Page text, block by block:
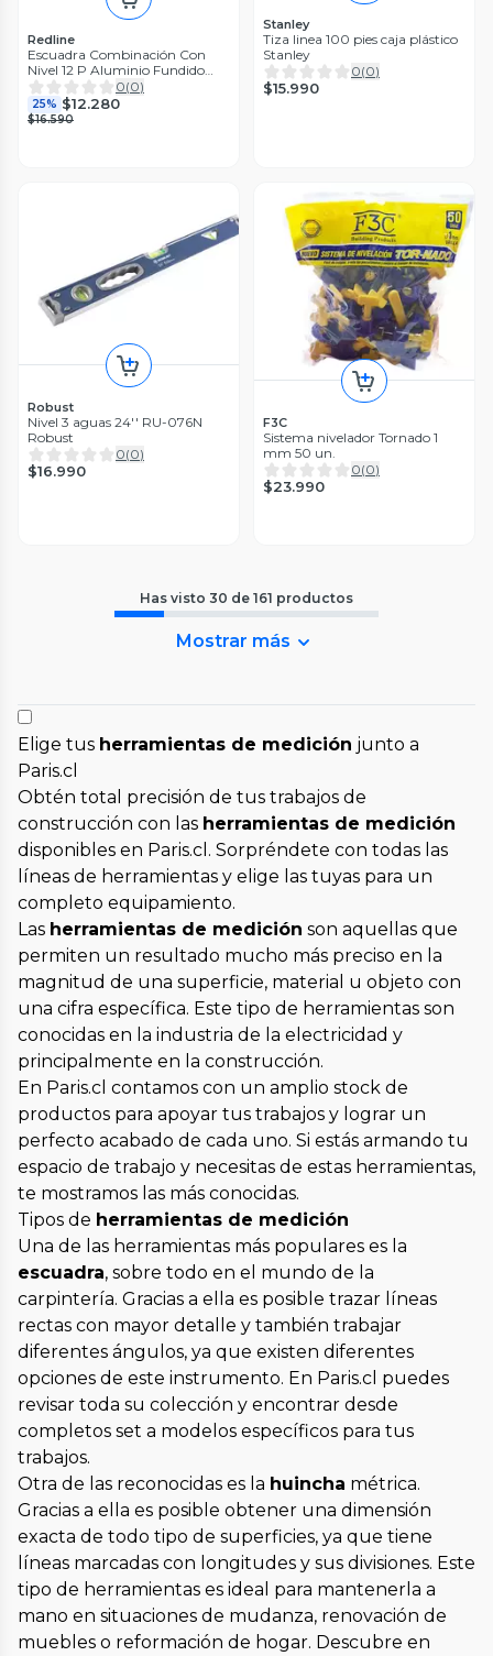
Redline
Escuadra Combinación Con
Nivel 12 P Aluminio Fundido
Redline
0(0)
25% $12.280
$16.590
Stanley
Tiza linea 100 pies caja plástico
Stanley
0(0)
$15.990
Robust
Nivel 3 aguas 24'' RU-076N
Robust
0(0)
$16.990
F3C
Sistema nivelador Tornado 1
mm 50 un.
0(0)
$23.990
Has visto 30 de 161 productos
Mostrar más
Elige tus herramientas de medición junto a
Paris.cl
Obtén total precisión de tus trabajos de
construcción con las herramientas de medición
disponibles en Paris.cl. Sorpréndete con todas las
líneas de herramientas y elige las tuyas para un
completo equipamiento.
Las herramientas de medición son aquellas que
permiten un resultado mucho más preciso en la
magnitud de una superficie, material u objeto con
una cifra específica. Este tipo de herramientas son
conocidas en la industria de la electricidad y
principalmente en la construcción.
En Paris.cl contamos con un amplio stock de
productos para apoyar tus trabajos y lograr un
perfecto acabado de cada uno. Si estás armando tu
espacio de trabajo y necesitas de estas herramientas,
te mostramos las más conocidas.
Tipos de herramientas de medición
Una de las herramientas más populares es la
escuadra, sobre todo en el mundo de la
carpintería. Gracias a ella es posible trazar líneas
rectas con mayor detalle y también trabajar
diferentes ángulos, ya que existen diferentes
opciones de este instrumento. En Paris.cl puedes
revisar toda su colección y encontrar desde
completos set a modelos específicos para tus
trabajos.
Otra de las reconocidas es la huincha métrica.
Gracias a ella es posible obtener una dimensión
exacta de todo tipo de superficies, ya que tiene
líneas marcadas con longitudes y sus divisiones. Este
tipo de herramientas es ideal para mantenerla a
mano en situaciones de mudanza, renovación de
muebles o reformación de hogar. Descubre en